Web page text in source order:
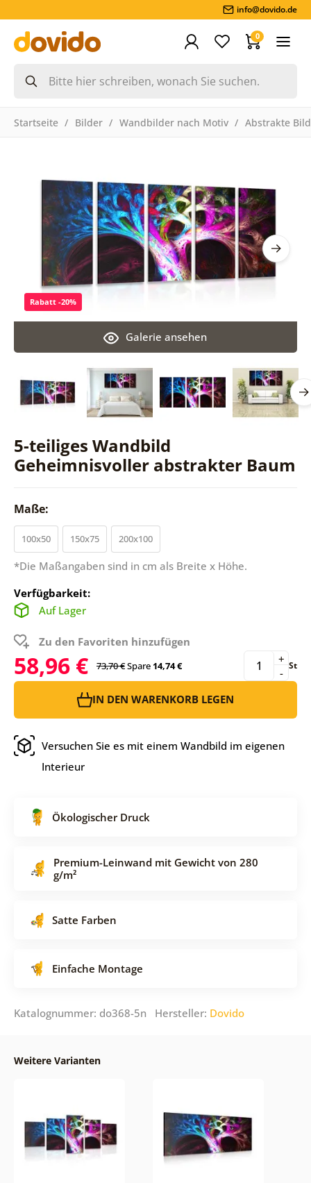
info@dovido.de
0
Startseite Bilder Wandbilder nach Motiv Abstrakte
5-teiliges Wandbild
Geheimnisvoller abstrakter Baum
Galerie ansehen
Rabatt -20%
Maße:
100x50 150x75 200x100
*Die Maßangaben sind in cm als Breite x Höhe.
Verfügbarkeit:
Auf Lager
Zu den Favoriten hinzufügen
58,96 € 73,70 €Spare14,74 € -
+ St
IN DEN WARENKORB LEGEN
Versuchen Sie es mit einem Wandbild im eigenen
Interieur
Ökologischer Druck
Premium-Leinwand mit Gewicht von 280
g/m²
Satte Farben
Einfache Montage
Katalognummer: do368-5n Hersteller: Dovido
Weitere Varianten